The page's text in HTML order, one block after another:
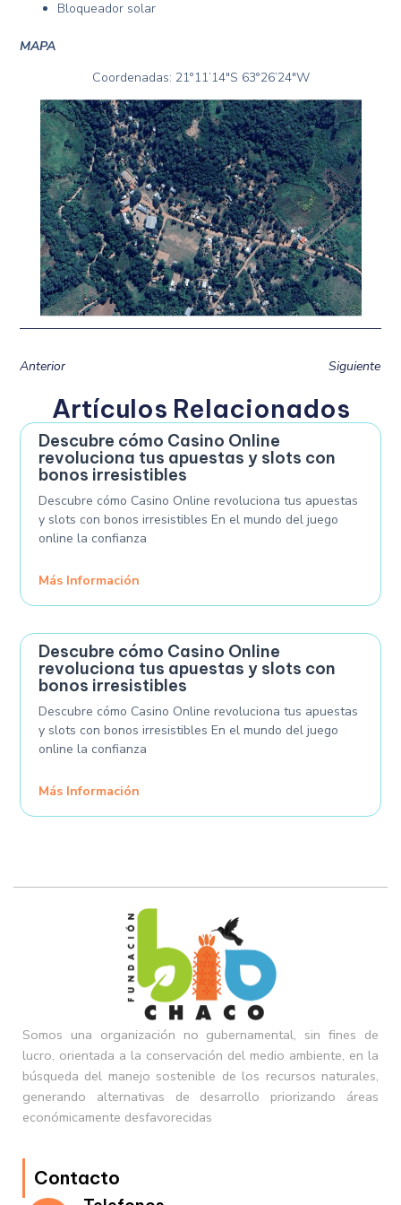
Bloqueador solar
MAPA
Coordenadas: 21°11’14″S 63°26’24″W
Anterior Siguiente
Artículos Relacionados
Descubre cómo Casino Online
revoluciona tus apuestas y slots con
bonos irresistibles
Descubre cómo Casino Online revoluciona tus apuestas
y slots con bonos irresistibles En el mundo del juego
online la confianza
Más Información
Descubre cómo Casino Online
revoluciona tus apuestas y slots con
bonos irresistibles
Descubre cómo Casino Online revoluciona tus apuestas
y slots con bonos irresistibles En el mundo del juego
online la confianza
Más Información
Somos una organización no gubernamental, sin fines de
lucro, orientada a la conservación del medio ambiente, en la
búsqueda del manejo sostenible de los recursos naturales,
generando alternativas de desarrollo priorizando áreas
económicamente desfavorecidas
Contacto